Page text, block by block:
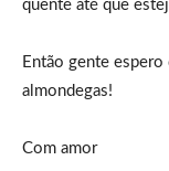
quente até que
Então gente
almondegas!
Com amor